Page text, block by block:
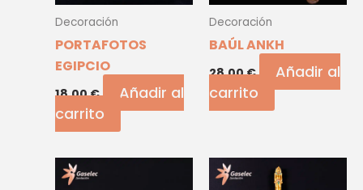
Decoración
PORTAFOTOS
EGIPCIO
18,00€
Añadir al
carrito
Decoración
BAÚL ANKH
28,00€
Añadir al
carrito